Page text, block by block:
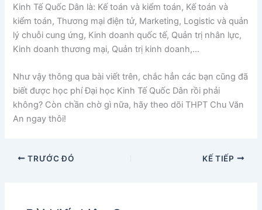
Kinh Tế Quốc Dân là: Kế toán và kiểm toán, Kế toán và
kiểm toán, Thương mại điện tử, Marketing, Logistic và quản
lý chuỗi cung ứng, Kinh doanh quốc tế, Quản trị nhân lực,
Kinh doanh thương mại, Quản trị kinh doanh,…
Như vậy thông qua bài viết trên, chắc hẳn các bạn cũng đã
biết được học phí Đại học Kinh Tế Quốc Dân rồi phải
không? Còn chần chờ gì nữa, hãy theo dõi THPT Chu Văn
An ngay thôi!
TRƯỚC ĐÓ KẾ TIẾP